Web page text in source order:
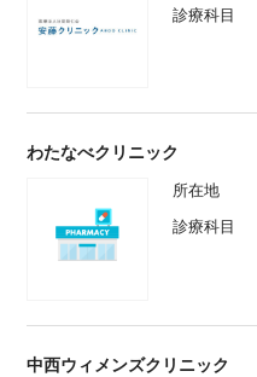
診療科目
わたなべクリニック
所在地
診療科目
中西ウィメンズクリニック